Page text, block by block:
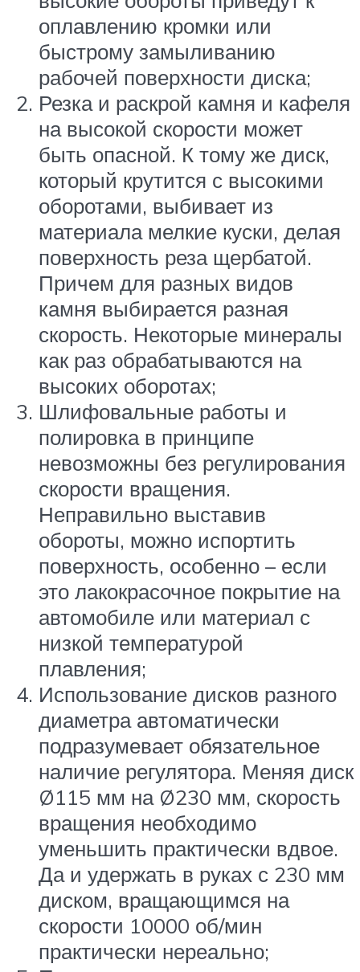
оплавлению кромки или
быстрому замыливанию
рабочей поверхности диска;
Резка и раскрой камня и кафеля
на высокой скорости может
быть опасной. К тому же диск,
который крутится с высокими
оборотами, выбивает из
материала мелкие куски, делая
поверхность реза щербатой.
Причем для разных видов
камня выбирается разная
скорость. Некоторые минералы
как раз обрабатываются на
высоких оборотах;
Шлифовальные работы и
полировка в принципе
невозможны без регулирования
скорости вращения.
Неправильно выставив
обороты, можно испортить
поверхность, особенно – если
это лакокрасочное покрытие на
автомобиле или материал с
низкой температурой
плавления;
Использование дисков разного
диаметра автоматически
подразумевает обязательное
наличие регулятора. Меняя диск
Ø115 мм на Ø230 мм, скорость
вращения необходимо
уменьшить практически вдвое.
Да и удержать в руках с 230 мм
диском, вращающимся на
скорости 10000 об/мин
практически нереально;